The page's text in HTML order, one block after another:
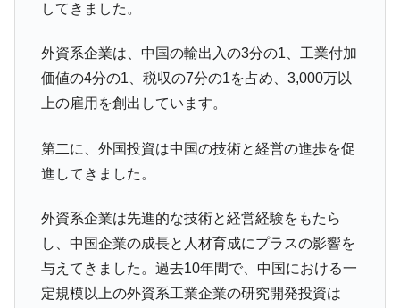
なスーパーリーグとは？
Fact1
日本人マスターズ挑戦の歴史。松山以前に最高位
だった選手とは？
ている意外な選手とは？
Fact1 セレクトセールの高額取引馬が稼いだ金額とは？
してきました。
外資系企業は、中国の輸出入の3分の1、工業付加
価値の4分の1、税収の7分の1を占め、3,000万以
上の雇用を創出しています。
第二に、外国投資は中国の技術と経営の進歩を促
進してきました。
外資系企業は先進的な技術と経営経験をもたら
し、中国企業の成長と人材育成にプラスの影響を
与えてきました。過去10年間で、中国における一
定規模以上の外資系工業企業の研究開発投資は